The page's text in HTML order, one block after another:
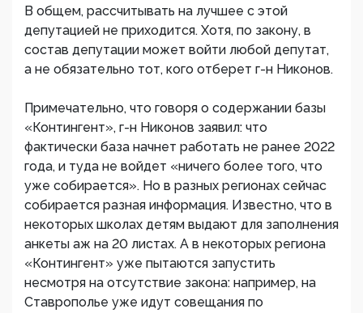
В общем, рассчитывать на лучшее с этой
депутацией не приходится. Хотя, по закону, в
состав депутации может войти любой депутат,
а не обязательно тот, кого отберет г-н Никонов.
Примечательно, что говоря о содержании базы
«Контингент», г-н Никонов заявил: что
фактически база начнет работать не ранее 2022
года, и туда не войдет «ничего более того, что
уже собирается». Но в разных регионах сейчас
собирается разная информация. Известно, что в
некоторых школах детям выдают для заполнения
анкеты аж на 20 листах. А в некоторых региона
«Контингент» уже пытаются запустить
несмотря на отсутствие закона: например, на
Ставрополье уже идут совещания по